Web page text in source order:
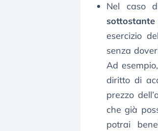
Nel caso
sottostante
esercizio
senza
Ad
diritto di
prezzo
che già
potrai